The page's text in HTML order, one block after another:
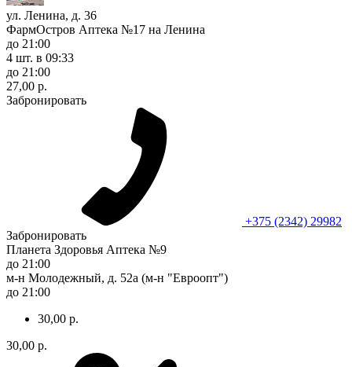
ул. Ленина, д. 36
ФармОстров Аптека №17 на Ленина
до 21:00
4 шт. в 09:33
до 21:00
27,00 р.
Забронировать
+375 (2342) 29982
Забронировать
Планета Здоровья Аптека №9
до 21:00
м-н Молодежный, д. 52а (м-н "Евроопт")
до 21:00
30,00 р.
30,00 р.